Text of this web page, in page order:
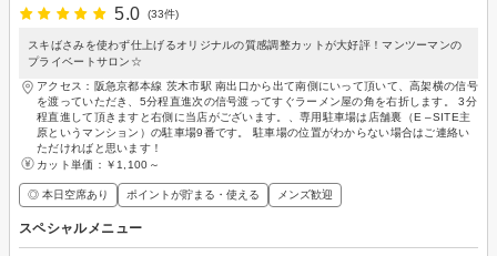
5.0 (33件)
スキばさみを使わず仕上げるオリジナルの質感調整カットが大好評！マンツーマンの
プライベートサロン☆
アクセス：阪急京都本線 茨木市駅 南出口から出て南側にいって頂いて、高架横の信号
を渡っていただき、5分程直進次の信号渡ってすぐラーメン屋の角を右折します。 3分
程直進して頂きますと右側に当店がございます。、専用駐車場は店舗裏（E –SITE主
原というマンション）の駐車場9番です。 駐車場の位置がわからない場合はご連絡い
ただければと思います！
カット単価： ￥1,100～
◎ 本日空席あり ポイントが貯まる・使える メンズ歓迎
スペシャルメニュー